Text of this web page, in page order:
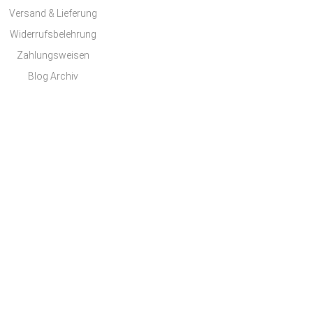
Versand & Lieferung
Widerrufsbelehrung
Zahlungsweisen
Blog Archiv